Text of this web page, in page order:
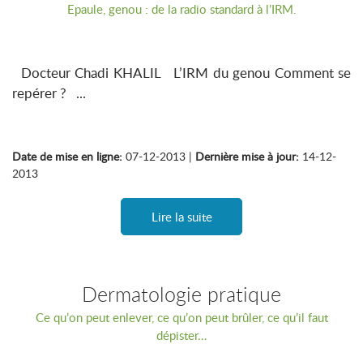
Epaule, genou : de la radio standard à l’IRM.
Docteur Chadi KHALIL L’IRM du genou Comment se
repérer ? ...
Date de mise en ligne: 07-12-2013 | Dernière mise à jour: 14-12-
2013
Lire la suite
Dermatologie pratique
Ce qu’on peut enlever, ce qu’on peut brûler, ce qu’il faut
dépister…